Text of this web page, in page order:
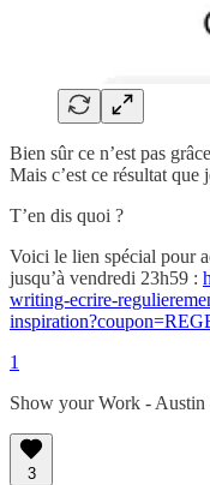
Bien sûr ce n’est pas
Mais c’est ce résultat que
T’en dis quoi ?
Voici le lien spécial pour
jusqu’à vendredi 23h59 :
writing-ecrire-
1
Show your Work - Austin
3